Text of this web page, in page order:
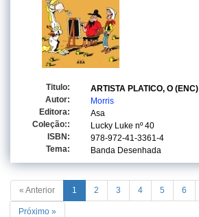
Titulo:
ARTISTA PLATICO, O (ENC)
Autor:
Morris
Editora:
Asa
Coleção::
Lucky Luke nº 40
ISBN:
978-972-41-3361-4
Tema:
Banda Desenhada
« Anterior 1 2 3 4 5 6
Próximo »